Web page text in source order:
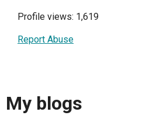
Profile views: 1,619
Report Abuse
My blogs